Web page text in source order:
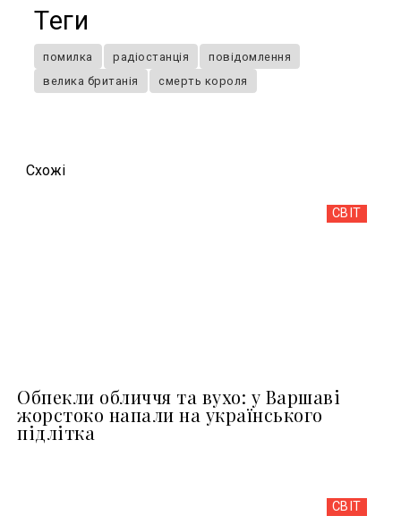
Теги
помилка радіостанція
повідомлення
велика британія
смерть короля
Схожi
СВІТ
Обпекли обличчя та вухо: у Варшаві
жорстоко напали на українського
підлітка
СВІТ